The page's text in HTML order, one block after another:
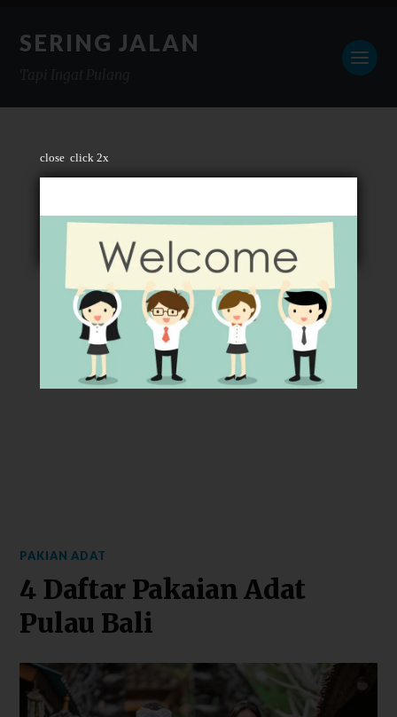
close click 2x
SERING JALAN
PAKIAN ADAT
4 Daftar Pakaian Adat
Pulau Bali